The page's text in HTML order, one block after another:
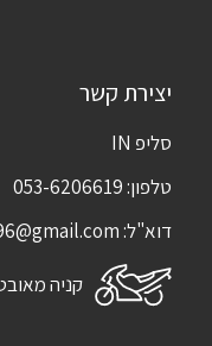
יצירת קשר
סליפ IN
טלפון:053-6206619
דוא"ל:
קניה